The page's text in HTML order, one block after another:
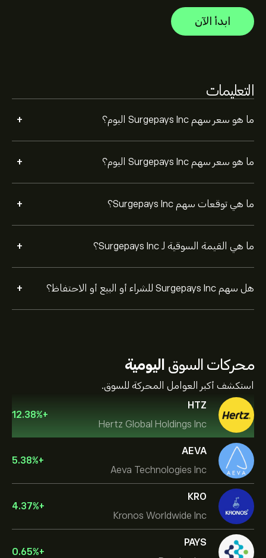
ابدأ الآن
التعليمات
ما هو سعر سهم Surgepays Inc اليوم؟ +
ما هو سعر سهم Surgepays Inc اليوم؟ +
ما هي توقعات سهم Surgepays Inc؟ +
ما هي القيمة السوقية لـ Surgepays Inc؟ +
هل سهم Surgepays Inc للشراء أو البيع أو الاحتفاظ؟ +
محركات السوق اليومية
استكشف أكبر العوامل المحركة للسوق.
HTZ
Hertz Global Holdings Inc
+
12.38%
AEVA
Aeva Technologies Inc
+
5.38%
KRO
Kronos Worldwide Inc
+
4.37%
PAYS
+
0.65%